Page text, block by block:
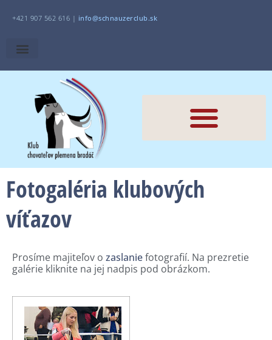
+421 907 562 616 | info@schnauzerclub.sk
Fotogaléria klubových
víťazov
Prosíme majiteľov o zaslaniefotografií. Na prezretie
galérie kliknite na jej nadpis pod obrázkom.